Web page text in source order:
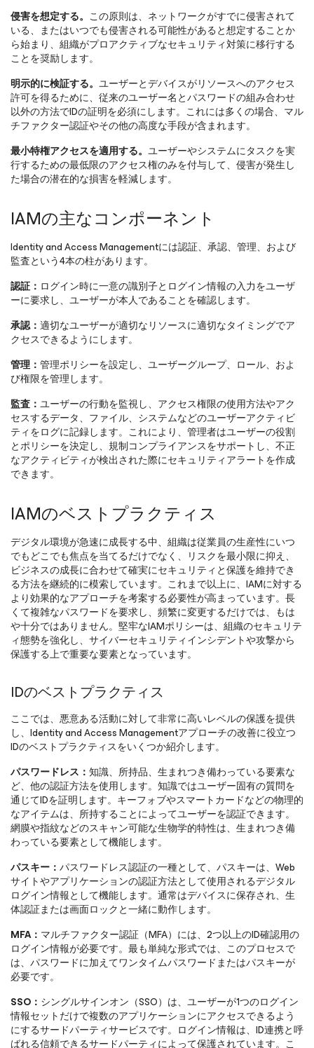
侵害を想定する。 この原則は、ネットワークがすでに侵害されて
いる、またはいつでも侵害される可能性があると想定することか
ら始まり、組織がプロアクティブなセキュリティ対策に移行する
ことを奨励します。
明示的に検証する。 ユーザーとデバイスがリソースへのアクセス
許可を得るために、従来のユーザー名とパスワードの組み合わせ
以外の方法でIDの証明を必須にします。これには多くの場合、マル
チファクター認証やその他の高度な手段が含まれます。
最小特権アクセスを適用する。 ユーザーやシステムにタスクを実
行するための最低限のアクセス権のみを付与して、侵害が発生し
た場合の潜在的な損害を軽減します。
IAMの主なコンポーネント
Identity and Access Managementには認証、承認、管理、および
監査という4本の柱があります。
認証： ログイン時に一意の識別子とログイン情報の入力をユーザ
ーに要求し、ユーザーが本人であることを確認します。
承認： 適切なユーザーが適切なリソースに適切なタイミングでア
クセスできるようにします。
管理： 管理ポリシーを設定し、ユーザーグループ、ロール、およ
び権限を管理します。
監査： ユーザーの行動を監視し、アクセス権限の使用方法やアク
セスするデータ、ファイル、システムなどのユーザーアクティビ
ティをログに記録します。これにより、管理者はユーザーの役割
とポリシーを決定し、規制コンプライアンスをサポートし、不正
なアクティビティが検出された際にセキュリティアラートを作成
できます。
IAMのベストプラクティス
デジタル環境が急速に成長する中、組織は従業員の生産性にいつ
でもどこでも焦点を当てるだけでなく、リスクを最小限に抑え、
ビジネスの成長に合わせて確実にセキュリティと保護を維持でき
る方法を継続的に模索しています。これまで以上に、IAMに対する
より効果的なアプローチを考案する必要性が高まっています。長
くて複雑なパスワードを要求し、頻繁に変更するだけでは、もは
や十分ではありません。堅牢なIAMポリシーは、組織のセキュリテ
ィ態勢を強化し、サイバーセキュリティインシデントや攻撃から
保護する上で重要な要素となっています。
IDのベストプラクティス
ここでは、悪意ある活動に対して非常に高いレベルの保護を提供
し、Identity and Access Managementアプローチの改善に役立つ
IDのベストプラクティスをいくつか紹介します。
パスワードレス： 知識、所持品、生まれつき備わっている要素な
ど、他の認証方法を使用します。知識ではユーザー固有の質問を
通じてIDを証明します。キーフォブやスマートカードなどの物理的
なアイテムは、所持することによってユーザーを認証できます。
網膜や指紋などのスキャン可能な生物学的特性は、生まれつき備
わっている要素として機能します。
パスキー： パスワードレス認証の一種として、パスキーは、Web
サイトやアプリケーションの認証方法として使用されるデジタル
ログイン情報として機能します。通常はデバイスに保存され、生
体認証または画面ロックと一緒に動作します。
MFA： マルチファクター認証（MFA）には、2つ以上のID確認用の
ログイン情報が必要です。最も単純な形式では、このプロセスで
は、パスワードに加えてワンタイムパスワードまたはパスキーが
必要です。
SSO： シングルサインオン（SSO）は、ユーザーが1つのログイン
情報セットだけで複数のアプリケーションにアクセスできるよう
にするサードパーティサービスです。ログイン情報は、ID連携と呼
ばれる信頼できるサードパーティによって保護されています。こ